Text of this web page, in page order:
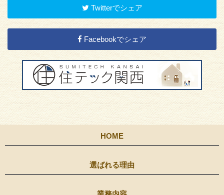
Twitterでシェア
Facebookでシェア
HOME
選ばれる理由